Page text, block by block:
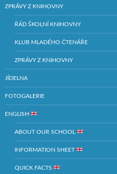
ZPRÁVY Z KNIHOVNY
ŘÁD ŠKOLNÍ KNIHOVNY
KLUB MLADÉHO ČTENÁŘE
ZPRÁVY Z KNIHOVNY
JÍDELNA
FOTOGALERIE
ENGLISH
ABOUT OUR SCHOOL
INFORMATION SHEET
QUICK FACTS